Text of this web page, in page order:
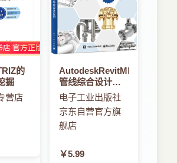
催生新行业 39
为企业IT核心 39
大数据最重要的市场 40
大 数 据
工业发展简史 41
工业组成 42
43
数据的应用架构 46
系统大数据需求 46
系统大数据应用架构 49
的
掘
营店
AutodeskRevitMEP
管线综合设计应
用
电子工业出版社
京东自营官方旗
舰店
￥5.99